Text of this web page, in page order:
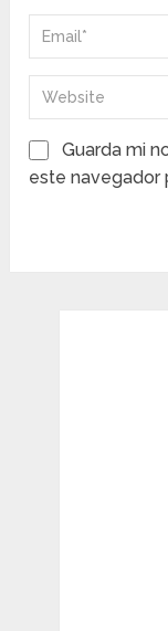
Guarda mi
este navegador